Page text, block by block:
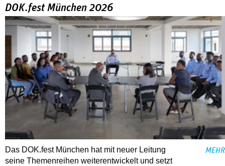
DOK.fest München 2026
Das DOK.fest München hat mit neuer Leitung
seine Themenreihen weiterentwickelt und setzt
MEHR